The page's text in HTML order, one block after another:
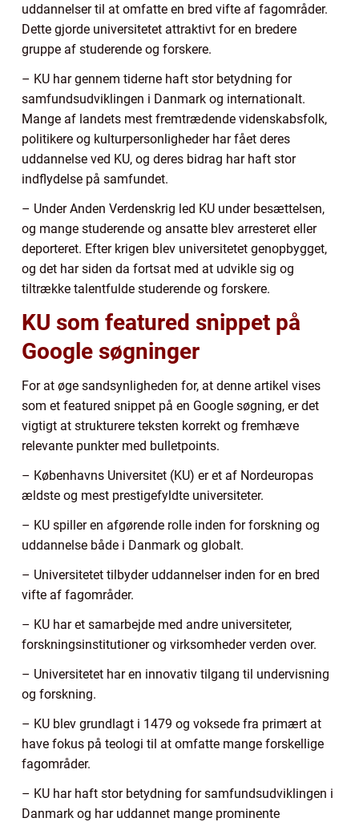
uddannelser til at omfatte en bred vifte af fagområder.
Dette gjorde universitetet attraktivt for en bredere
gruppe af studerende og forskere.
– KU har gennem tiderne haft stor betydning for
samfundsudviklingen i Danmark og internationalt.
Mange af landets mest fremtrædende videnskabsfolk,
politikere og kulturpersonligheder har fået deres
uddannelse ved KU, og deres bidrag har haft stor
indflydelse på samfundet.
– Under Anden Verdenskrig led KU under besættelsen,
og mange studerende og ansatte blev arresteret eller
deporteret. Efter krigen blev universitetet genopbygget,
og det har siden da fortsat med at udvikle sig og
tiltrække talentfulde studerende og forskere.
KU som featured snippet på
Google søgninger
For at øge sandsynligheden for, at denne artikel vises
som et featured snippet på en Google søgning, er det
vigtigt at strukturere teksten korrekt og fremhæve
relevante punkter med bulletpoints.
– Københavns Universitet (KU) er et af Nordeuropas
ældste og mest prestigefyldte universiteter.
– KU spiller en afgørende rolle inden for forskning og
uddannelse både i Danmark og globalt.
– Universitetet tilbyder uddannelser inden for en bred
vifte af fagområder.
– KU har et samarbejde med andre universiteter,
forskningsinstitutioner og virksomheder verden over.
– Universitetet har en innovativ tilgang til undervisning
og forskning.
– KU blev grundlagt i 1479 og voksede fra primært at
have fokus på teologi til at omfatte mange forskellige
fagområder.
– KU har haft stor betydning for samfundsudviklingen i
Danmark og har uddannet mange prominente